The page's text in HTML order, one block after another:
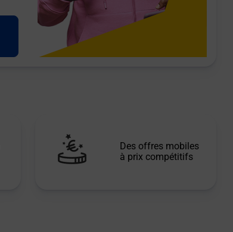
Des offres mobiles
à prix compétitifs